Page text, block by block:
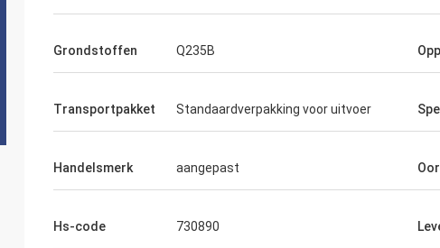
Grondstoffen Q235B
Transportpakket Standaardverpakking voor uitvoer
Handelsmerk aangepast
Hs-code 730890